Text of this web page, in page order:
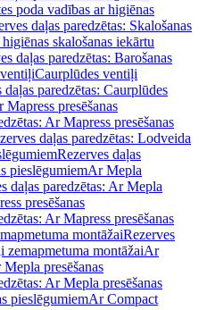
poda vadības ar higiēnas
daļas paredzētas: Skalošanas
skalošanas iekārtu
daļas paredzētas: Barošanas
Caurplūdes ventiļi
daļas paredzētas: Caurplūdes
Mapress presēšanas
Ar Mapress presēšanas
daļas paredzētas: Lodveida
Rezerves daļas
pieslēgumiemAr Mepla
daļas paredzētas: Ar Mepla
presēšanas
Ar Mapress presēšanas
montāžaiRezerves
zemapmetuma montāžaiAr
presēšanas
Ar Mepla presēšanas
pieslēgumiemAr Compact